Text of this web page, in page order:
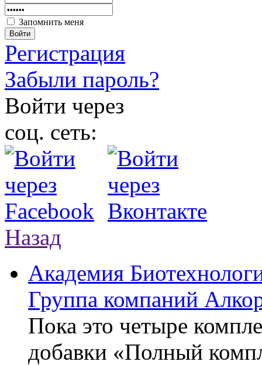
Запомнить меня
Войти
Регистрация
Забыли пароль?
Войти через
соц. сеть:
Назад
Академия
Группа компаний
Пока это четыре
добавки «Полный